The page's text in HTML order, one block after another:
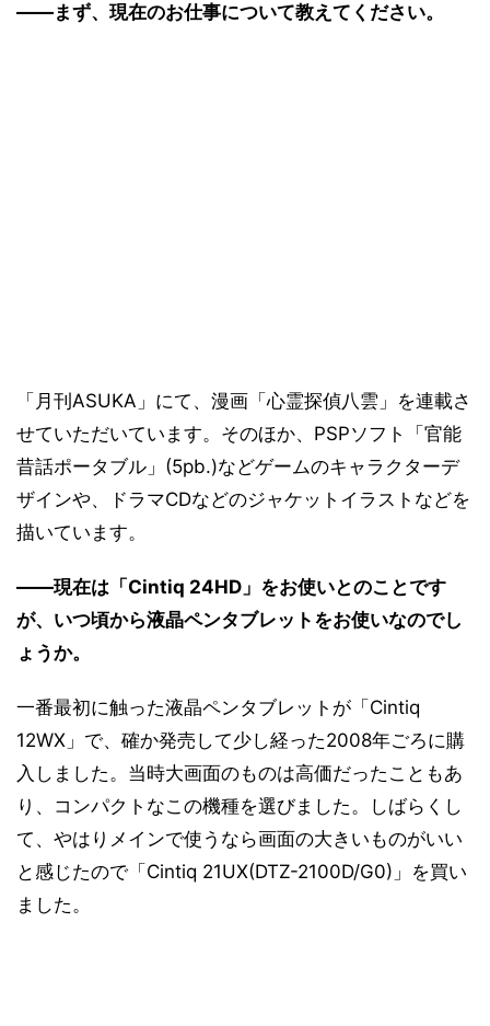
――まず、現在のお仕事について教えてください。
「月刊ASUKA」にて、漫画「心霊探偵八雲」を連載さ
せていただいています。そのほか、PSPソフト「官能
昔話ポータブル」(5pb.)などゲームのキャラクターデ
ザインや、ドラマCDなどのジャケットイラストなどを
描いています。
――現在は「Cintiq 24HD」をお使いとのことです
が、いつ頃から液晶ペンタブレットをお使いなのでし
ょうか。
一番最初に触った液晶ペンタブレットが「Cintiq
12WX」で、確か発売して少し経った2008年ごろに購
入しました。当時大画面のものは高価だったこともあ
り、コンパクトなこの機種を選びました。しばらくし
て、やはりメインで使うなら画面の大きいものがいい
と感じたので「Cintiq 21UX(DTZ-2100D/G0)」を買い
ました。